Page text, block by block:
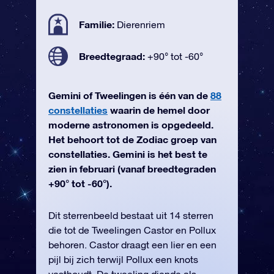
Familie: Dierenriem
Breedtegraad: +90° tot -60°
Gemini of Tweelingen is één van de 88
constellaties waarin de hemel door
moderne astronomen is opgedeeld.
Het behoort tot de Zodiac groep van
constellaties. Gemini is het best te
zien in februari (vanaf breedtegraden
+90° tot -60°).
Dit sterrenbeeld bestaat uit 14 sterren
die tot de Tweelingen Castor en Pollux
behoren. Castor draagt een lier en een
pijl bij zich terwijl Pollux een knots